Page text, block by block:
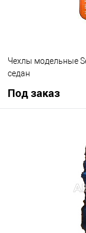
Чехлы модельные
седан
Под заказ